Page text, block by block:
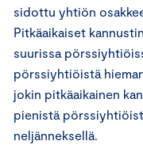
sidottu yhtiön
Pitkäaikaiset
suurissa
pörssiyhtiöistä
jokin pitkäaikainen
pienistä
neljänneksellä.